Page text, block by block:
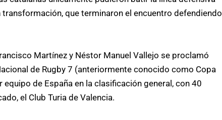
que terminaron el encuentro defendiendo
Martínez y Néstor Manuel Vallejo se proclamó
de Rugby 7 (anteriormente conocido como Copa
de España en la clasificación general, con 40
el Club Turia de Valencia.